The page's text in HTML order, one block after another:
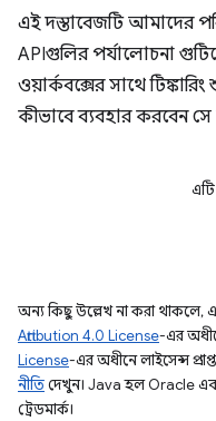
এই দস্তাবেজটি আমাদের
APIগুলির পর্যালোচনা
ওয়ার্কবক্সের সাথে
কীভাবে ব্যবহার করবেন সে
অন্য কিছু উল্লেখ না করা থাকলে,
Attribution 4.0 License-এর
License-এর অধীনে লাইসেন্স
নীতিদেখুন। Java হল Oracle
ট্রেডমার্ক।